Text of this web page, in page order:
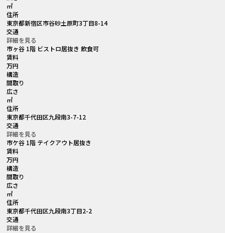
㎡
住所
東京都新宿区市谷砂土原町3丁目8-14
交通
詳細を見る
市ヶ谷 1階 ビストロ居抜き 飲食可
賃料
万円
構造
間取り
広さ
㎡
住所
東京都千代田区九段南3-7-12
交通
詳細を見る
市ケ谷 1階 テイクアウト居抜き
賃料
万円
構造
間取り
広さ
㎡
住所
東京都千代田区九段南3丁目2-2
交通
詳細を見る